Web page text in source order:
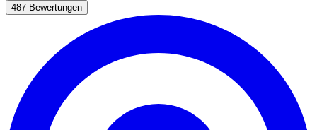
487 Bewertungen